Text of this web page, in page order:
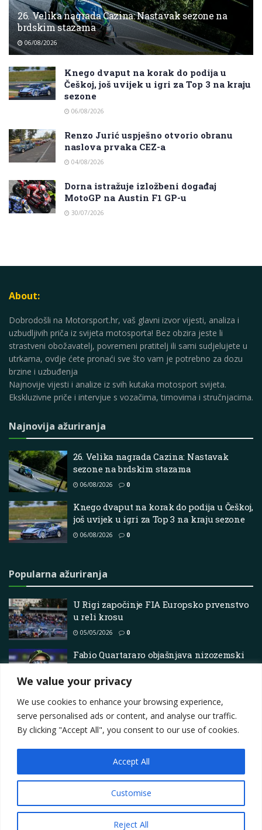
We value your privacy
We use cookies to enhance your browsing experience,
serve personalised ads or content, and analyse our traffic.
By clicking "Accept All", you consent to our use of cookies.
Customise
Reject All
Accept All
26. Velika nagrada Cazina: Nastavak sezone na
brdskim stazama
06/08/2026
Knego dvaput na korak do podija u
Češkoj, još uvijek u igri za Top 3 na kraju
sezone
06/08/2026
Renzo Jurić uspješno otvorio obranu
naslova prvaka CEZ-a
04/08/2026
Dorna istražuje izložbeni događaj
MotoGP na Austin F1 GP-u
30/07/2026
About:
Dobrodošli na Motorsport.hr, vaš glavni izvor vijesti, analiza i
uzbudljivih priča iz svijeta motosporta! Bez obzira jeste li
strastveni obožavatelj, povremeni pratitelj ili sami sudjelujete u
utrkama, ovdje ćete pronaći sve što vam je potrebno za dozu
brzine i uzbuđenja
Najnovije vijesti i analize iz svih kutaka motosport svijeta.
Ekskluzivne priče i intervjue s vozačima, timovima i stručnjacima.
Najnovija ažuriranja
26. Velika nagrada Cazina: Nastavak
sezone na brdskim stazama
06/08/2026 0
Knego dvaput na korak do podija u Češkoj,
još uvijek u igri za Top 3 na kraju sezone
06/08/2026 0
Popularna ažuriranja
U Rigi započinje FIA Europsko prvenstvo
u reli krosu
05/05/2026 0
Fabio Quartararo objašnjava nizozemski
sudar u MotoGP sprintu: “Pogriješili smo
u petak…”
Contact
Privacy Policy
Terms Marketing i oglašavanje